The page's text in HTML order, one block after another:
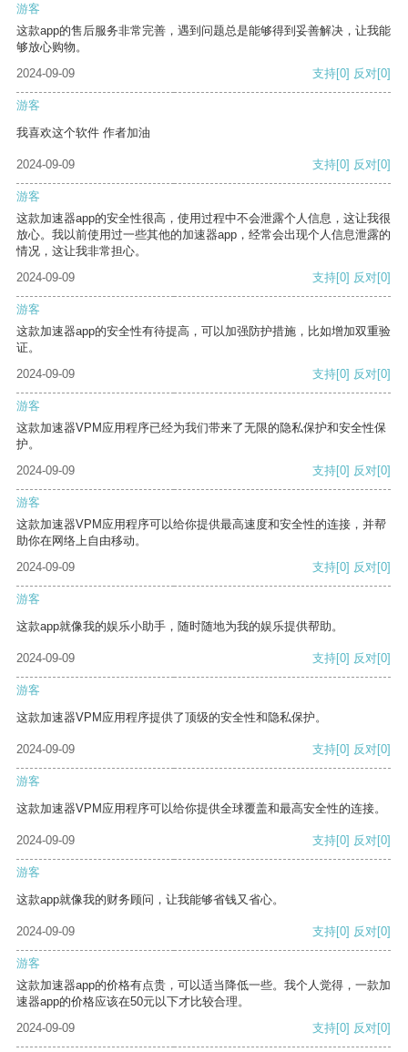
游客
这款app的售后服务非常完善，遇到问题总是能够得到妥善解决，让我能
够放心购物。
2024-09-09
支持[0] 反对[0]
游客
我喜欢这个软件 作者加油
2024-09-09 支持[0] 反对[0]
游客
这款加速器app的安全性很高，使用过程中不会泄露个人信息，这让我很
放心。我以前使用过一些其他的加速器app，经常会出现个人信息泄露的
情况，这让我非常担心。
2024-09-09
支持[0] 反对[0]
游客
这款加速器app的安全性有待提高，可以加强防护措施，比如增加双重验
证。
2024-09-09
支持[0] 反对[0]
游客
这款加速器VPM应用程序已经为我们带来了无限的隐私保护和安全性保
护。
2024-09-09
支持[0] 反对[0]
游客
这款加速器VPM应用程序可以给你提供最高速度和安全性的连接，并帮
助你在网络上自由移动。
2024-09-09
支持[0] 反对[0]
游客
这款app就像我的娱乐小助手，随时随地为我的娱乐提供帮助。
2024-09-09 支持[0] 反对[0]
游客
这款加速器VPM应用程序提供了顶级的安全性和隐私保护。
2024-09-09 支持[0] 反对[0]
游客
这款加速器VPM应用程序可以给你提供全球覆盖和最高安全性的连接。
2024-09-09 支持[0] 反对[0]
游客
这款app就像我的财务顾问，让我能够省钱又省心。
2024-09-09 支持[0] 反对[0]
游客
这款加速器app的价格有点贵，可以适当降低一些。我个人觉得，一款加
速器app的价格应该在50元以下才比较合理。
2024-09-09
支持[0] 反对[0]